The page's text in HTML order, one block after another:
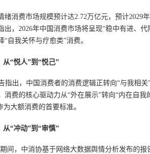
绪消费市场规模预计达2.72万亿元，预计2029
出，2026年中国消费市场将呈现“稳中有进、
“自我关怀与疗愈类”消费。
从“悦人”到“悦己”
指出，中国消费者的消费逻辑正转向“与我相
消费的核心驱动力从“外在展示”转向“内在自
为大额消费的首要标准。
从“冲动”到“审慎”
期间，中消协基于网络大数据舆情分析发布的